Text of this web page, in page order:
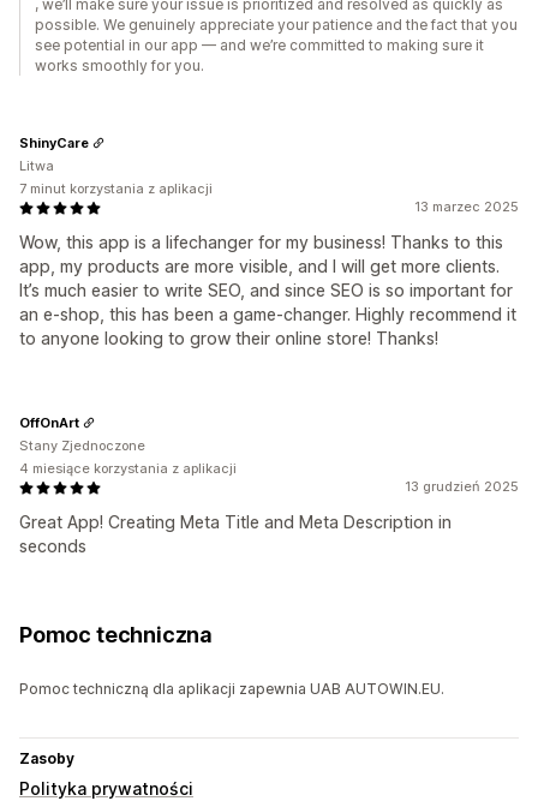
, we’ll make sure your issue is prioritized and resolved as quickly as
possible. We genuinely appreciate your patience and the fact that you
see potential in our app — and we’re committed to making sure it
works smoothly for you.
13 marzec 2025
Wow, this app is a lifechanger for my business! Thanks to this
app, my products are more visible, and I will get more clients.
It’s much easier to write SEO, and since SEO is so important for
an e-shop, this has been a game-changer. Highly recommend it
to anyone looking to grow their online store! Thanks!
ShinyCare
Litwa
7 minut korzystania z aplikacji
13 grudzień 2025
Great App! Creating Meta Title and Meta Description in
seconds
OffOnArt
Stany Zjednoczone
4 miesiące korzystania z aplikacji
Pomoc techniczna
Pomoc techniczną dla aplikacji zapewnia UAB AUTOWIN.EU.
Zasoby
Polityka prywatności